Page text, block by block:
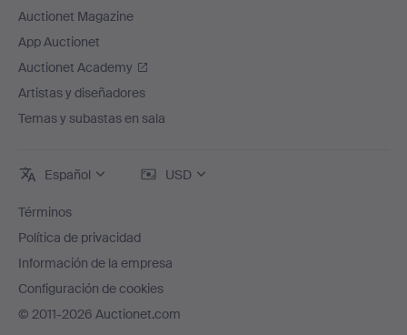
Auctionet Magazine
App Auctionet
Auctionet Academy
Artistas y diseñadores
Temas y subastas en sala
Español USD
Términos
Política de privacidad
Información de la empresa
Configuración de cookies
© 2011-2026 Auctionet.com